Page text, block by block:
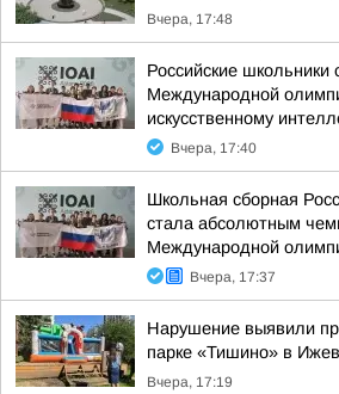
Вчера, 17:48
Российские
Международной
искусственному
Вчера, 17:40
Школьная сборная
стала абсолютным
Международной
Вчера, 17:37
Нарушение выявили
парке «Тишино» в
Вчера, 17:19